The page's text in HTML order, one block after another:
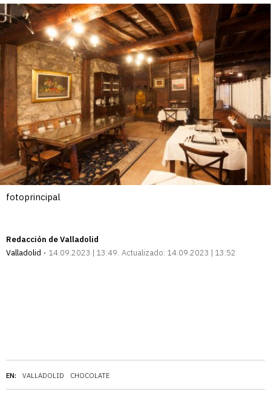
fotoprincipal
Redacción de Valladolid
Valladolid
14.09.2023 | 13:49 Actualizado: 14.09.2023 | 13:52
EN: VALLADOLID CHOCOLATE